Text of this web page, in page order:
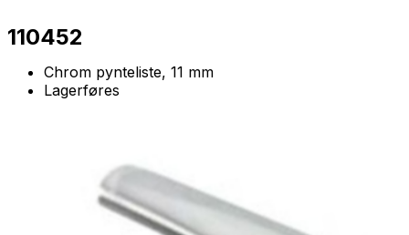
110452
Chrom pynteliste, 11 mm
Lagerføres